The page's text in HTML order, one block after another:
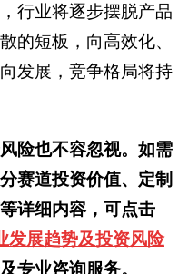
行业将逐步摆脱产品
的短板，向高效化、
发展，竞争格局将持
险也不容忽视。如需
赛道投资价值、定制
详细内容，可点击
发展趋势及投资风险
专业咨询服务。